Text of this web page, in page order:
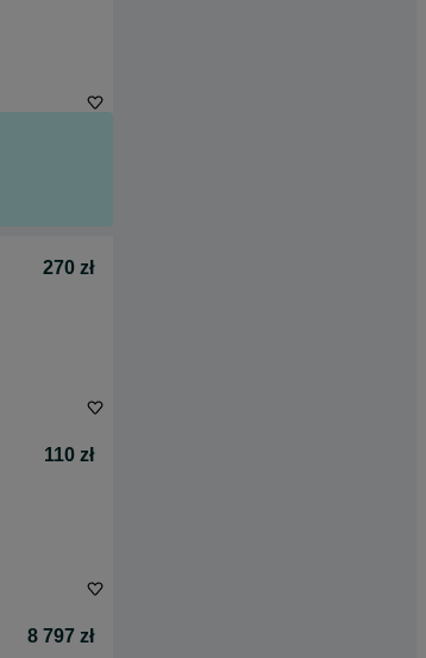
270 zł
110 zł
8 797 zł